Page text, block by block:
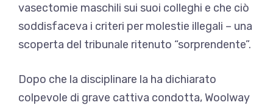
vasectomie maschili sui suoi colleghi e che ciò
soddisfaceva i criteri per molestie illegali – una
scoperta del tribunale ritenuto “sorprendente”.
Dopo che la disciplinare la ha dichiarato
colpevole di grave cattiva condotta, Woolway